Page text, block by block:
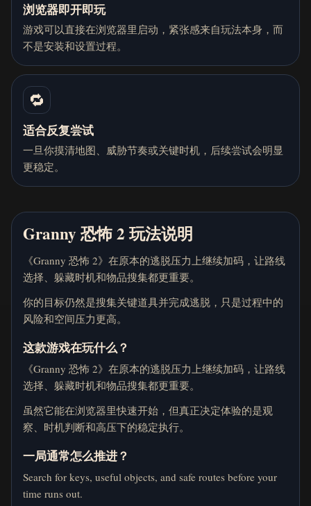
浏览器即开即玩
游戏可以直接在浏览器里启动，紧张感来自玩法本身，而
不是安装和设置过程。
🔁
适合反复尝试
一旦你摸清地图、威胁节奏或关键时机，后续尝试会明显
更稳定。
Granny 恐怖 2 玩法说明
《Granny 恐怖 2》在原本的逃脱压力上继续加码，让路线
选择、躲藏时机和物品搜集都更重要。
你的目标仍然是搜集关键道具并完成逃脱，只是过程中的
风险和空间压力更高。
这款游戏在玩什么？
《Granny 恐怖 2》在原本的逃脱压力上继续加码，让路线
选择、躲藏时机和物品搜集都更重要。
虽然它能在浏览器里快速开始，但真正决定体验的是观
察、时机判断和高压下的稳定执行。
一局通常怎么推进？
Search for keys, useful objects, and safe routes before your
time runs out.